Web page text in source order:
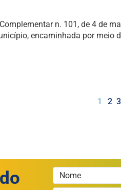
n. 101, de 4 de
encaminhada por meio
1 2 3